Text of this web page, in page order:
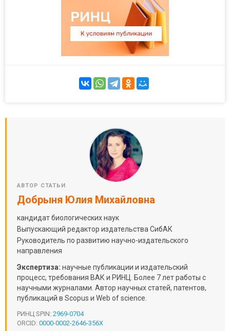
АВТОР СТАТЬИ
Добрыня Юлия Михайловна
кандидат биологических наук
Выпускающий редактор издательства СибАК
Руководитель по развитию научно-издательского
направления
Экспертиза: научные публикации и издательский
процесс, требования ВАК и РИНЦ. Более 7 лет работы с
научными журналами. Автор научных статей, патентов,
публикаций в Scopus и Web of science.
РИНЦ SPIN: 2969-0704
ORCID: 0000-0002-2646-356X